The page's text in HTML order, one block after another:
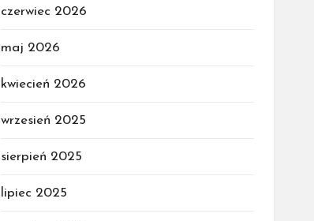
czerwiec 2026
maj 2026
kwiecień 2026
wrzesień 2025
sierpień 2025
lipiec 2025